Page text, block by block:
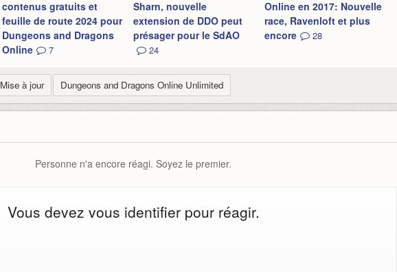
contenus gratuits et
feuille de route 2024 pour
Dungeons and Dragons
Online
7
Sharn, nouvelle
extension de DDO peut
présager pour le SdAO
24
Online en 2017: Nouvelle
race, Ravenloft et plus
encore
28
Mise à jour Dungeons and Dragons Online Unlimited
Personne n'a encore réagi. Soyez le premier.
Vous devez vous identifier pour réagir.